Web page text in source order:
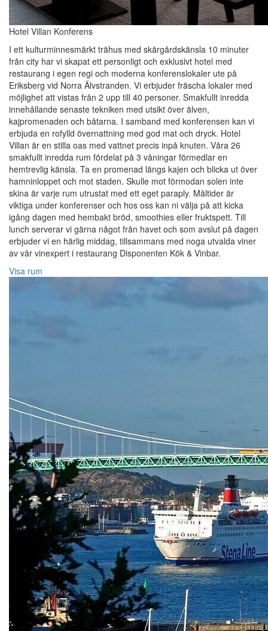
Hotel Villan Konferens
I ett kulturminnesmärkt trähus med skärgårdskänsla 10 minuter
från city har vi skapat ett personligt och exklusivt hotel med
restaurang i egen regi och moderna konferenslokaler ute på
Eriksberg vid Norra Älvstranden. Vi erbjuder fräscha lokaler med
möjlighet att vistas från 2 upp till 40 personer. Smakfullt inredda
innehållande senaste tekniken med utsikt över älven,
kajpromenaden och båtarna. I samband med konferensen kan vi
erbjuda en rofylld övernattning med god mat och dryck. Hotel
Villan är en stilla oas med vattnet precis inpå knuten. Våra 26
smakfullt inredda rum fördelat på 3 våningar förmedlar en
hemtrevlig känsla. Ta en promenad längs kajen och blicka ut över
hamninloppet och mot staden. Skulle mot förmodan solen inte
skina är varje rum utrustat med ett eget paraply. Måltider är
viktiga under konferenser och hos oss kan ni välja på att kicka
igång dagen med hembakt bröd, smoothies eller fruktspett. Till
lunch serverar vi gärna något från havet och som avslut på dagen
erbjuder vi en härlig middag, tillsammans med noga utvalda viner
av vår vinexpert i restaurang Disponenten Kök & Vinbar.
Visa rum